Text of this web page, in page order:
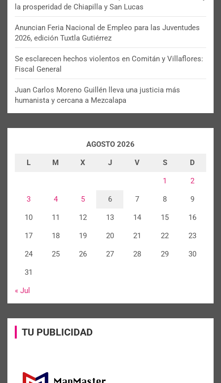
la prosperidad de Chiapilla y San Lucas
Anuncian Feria Nacional de Empleo para las Juventudes
2026, edición Tuxtla Gutiérrez
Se esclarecen hechos violentos en Comitán y Villaflores:
Fiscal General
Juan Carlos Moreno Guillén lleva una justicia más
humanista y cercana a Mezcalapa
AGOSTO 2026
L M X J V S D
1 2
3 4 5 6 7 8 9
10 11 12 13 14 15 16
17 18 19 20 21 22 23
24 25 26 27 28 29 30
31
« Jul
TU PUBLICIDAD